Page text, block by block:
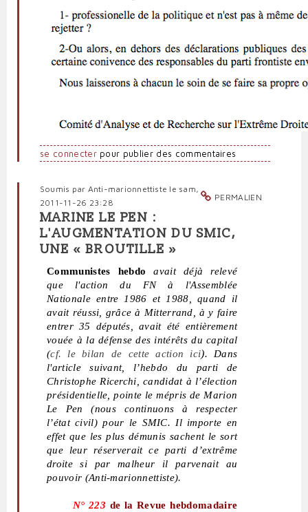
se connecterpour publier des commentaires
PERMALIEN
Soumis par Anti-marionnettiste le sam,
2011-11-26 23:28
MARINE LE PEN :
L'AUGMENTATION DU SMIC,
UNE « BROUTILLE »
Communistes hebdo
avait déjà relevé
que l'action du FN à l'Assemblée
Nationale entre 1986 et 1988, quand il
avait réussi, grâce à Mitterrand, à y faire
entrer 35 députés, avait été entièrement
vouée à la défense des intérêts du capital
(cf. le bilan de cette action ici). Dans
l'article suivant, l’hebdo du parti de
Christophe Ricerchi, candidat à l’élection
présidentielle, pointe le mépris de Marion
Le Pen (nous continuons à respecter
l’état civil) pour le SMIC. Il importe en
effet que les plus démunis sachent le sort
que leur réserverait ce parti d’extrême
droite si par malheur il parvenait au
pouvoir (Anti-marionnettiste).
N° 223 de la Revue hebdomadaire